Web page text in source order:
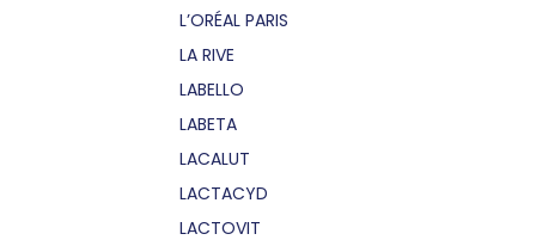
L’ORÉAL PARIS
LA RIVE
LABELLO
LABETA
LACALUT
LACTACYD
LACTOVIT